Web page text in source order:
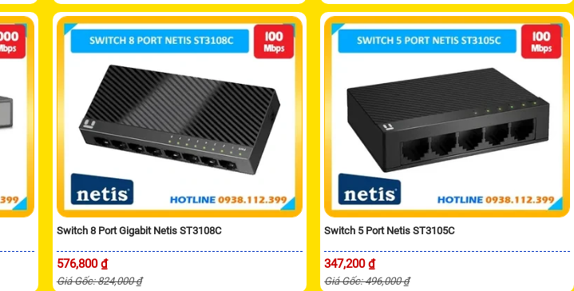
Switch 8 Port Gigabit Netis ST3108C
576,800 ₫
Giá Gốc: 824,000 ₫
Switch 5 Port Netis ST3105C
347,200 ₫
Giá Gốc: 496,000 ₫